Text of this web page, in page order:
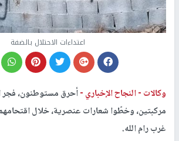
اعتداءات الاحتلال بالضفة
وكالات -النجاح الإخباري -أحرق مستوطنون، فجر
مركبتين، وخطّوا شعارات عنصرية، خلال
غرب رام الله.